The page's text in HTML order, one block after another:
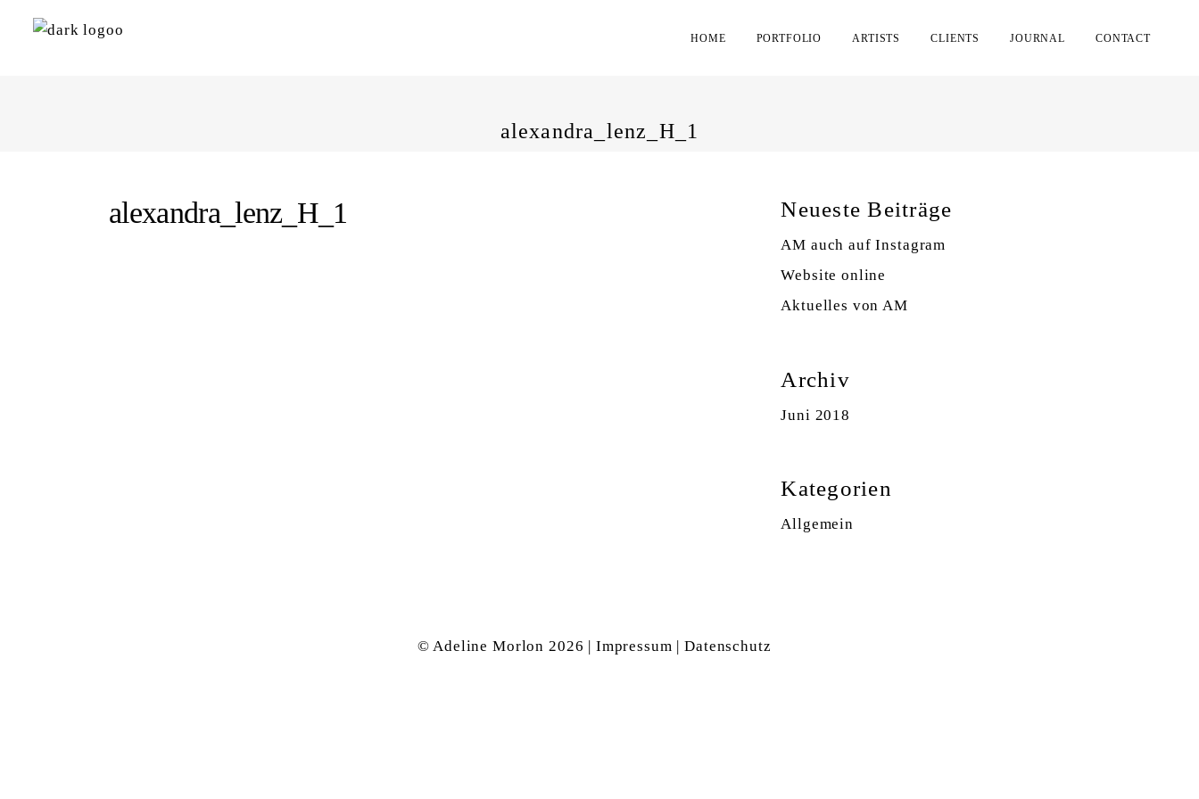
HOME PORTFOLIO ARTISTS CLIENTS JOURNAL CONTACT
alexandra_lenz_H_1
alexandra_lenz_H_1 Neueste Beiträge
AM auch auf Instagram
Website online
Aktuelles von AM
Archiv
Juni 2018
Kategorien
Allgemein
© Adeline Morlon 2026 | Impressum |Datenschutz